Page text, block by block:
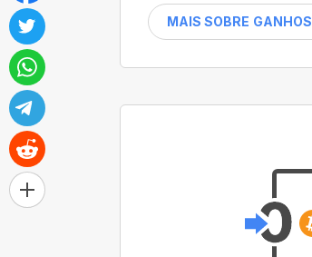
MAIS SOBRE GANHOS